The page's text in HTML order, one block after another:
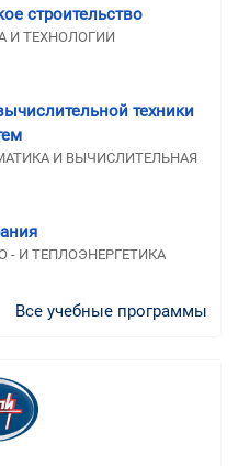
строительство
И ТЕХНОЛОГИИ
техники
И ВЫЧИСЛИТЕЛЬНАЯ
- И ТЕПЛОЭНЕРГЕТИКА
Все учебные программы